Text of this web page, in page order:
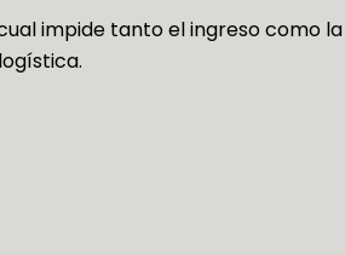
impide tanto el ingreso como la